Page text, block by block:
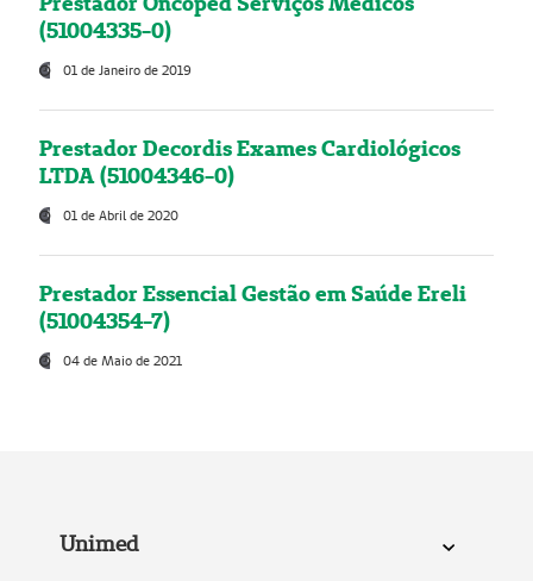
(51004335-0)
01 de Janeiro de 2019
Prestador Decordis Exames Cardiológicos
LTDA (51004346-0)
01 de Abril de 2020
Prestador Essencial Gestão em Saúde Ereli
(51004354-7)
04 de Maio de 2021
Unimed